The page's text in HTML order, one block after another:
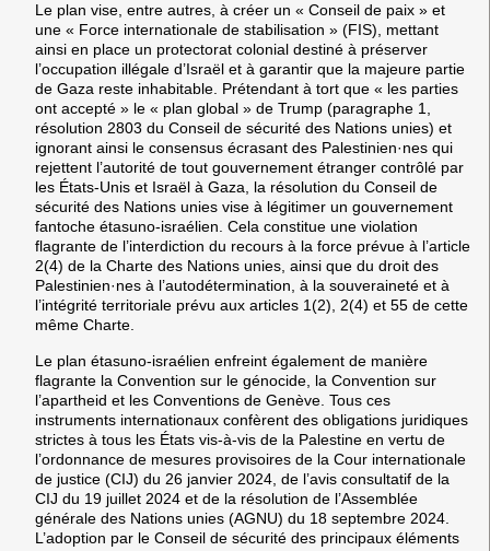
Le plan vise, entre autres, à créer un « Conseil de paix » et
une « Force internationale de stabilisation » (FIS), mettant
ainsi en place un protectorat colonial destiné à préserver
l’occupation illégale d’Israël et à garantir que la majeure partie
de Gaza reste inhabitable. Prétendant à tort que « les parties
ont accepté » le « plan global » de Trump (paragraphe 1,
résolution 2803 du Conseil de sécurité des Nations unies) et
ignorant ainsi le consensus écrasant des Palestinien·nes qui
rejettent l’autorité de tout gouvernement étranger contrôlé par
les États-Unis et Israël à Gaza, la résolution du Conseil de
sécurité des Nations unies vise à légitimer un gouvernement
fantoche étasuno-israélien. Cela constitue une violation
flagrante de l’interdiction du recours à la force prévue à l’article
2(4) de la Charte des Nations unies, ainsi que du droit des
Palestinien·nes à l’autodétermination, à la souveraineté et à
l’intégrité territoriale prévu aux articles 1(2), 2(4) et 55 de cette
même Charte.
Le plan étasuno-israélien enfreint également de manière
flagrante la Convention sur le génocide, la Convention sur
l’apartheid et les Conventions de Genève. Tous ces
instruments internationaux confèrent des obligations juridiques
strictes à tous les États vis-à-vis de la Palestine en vertu de
l’ordonnance de mesures provisoires de la Cour internationale
de justice (CIJ) du 26 janvier 2024, de l’avis consultatif de la
CIJ du 19 juillet 2024 et de la résolution de l’Assemblée
générale des Nations unies (AGNU) du 18 septembre 2024.
L’adoption par le Conseil de sécurité des principaux éléments